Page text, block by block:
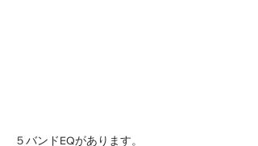
５バンドEQがあります。